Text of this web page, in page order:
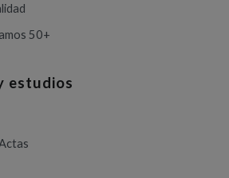
50+
estudios